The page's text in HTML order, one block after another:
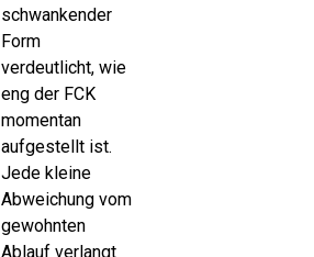
schwankender
Form
verdeutlicht, wie
eng der FCK
momentan
aufgestellt ist.
Jede kleine
Abweichung vom
gewohnten
Ablauf verlangt